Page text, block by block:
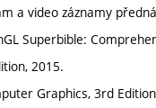
a video záznamy
Superbible:
2015.
Graphics, 3rd